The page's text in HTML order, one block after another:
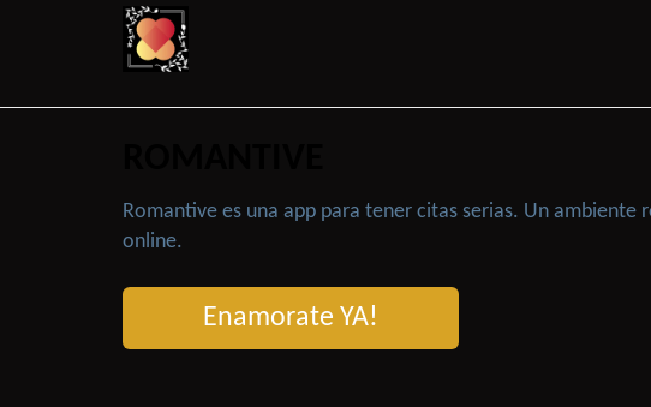
Romantive es una app para tener citas serias. Un ambiente
online.
Enamorate YA!